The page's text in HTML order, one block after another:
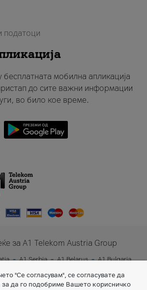
податоци
бесплатната мобилна апликација
до сите важни информации
во било кое време.
за A1 Telekom Austria Group
A1 Serbia A1 Belarus
A1 Bulgaria
A1 Slovenia
A1 Digital
"Се согласувам", се согласувате да
да го подобриме Вашето корисничко